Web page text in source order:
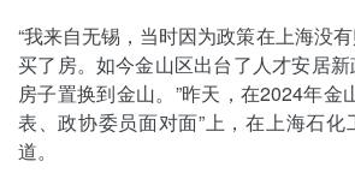
“我来自无锡，当时因为政策在上海没
买了房。如今金山区出台了人才安居
房子置换到金山。”昨天，在2024年金
表、政协委员面对面”上，在上海石
道。